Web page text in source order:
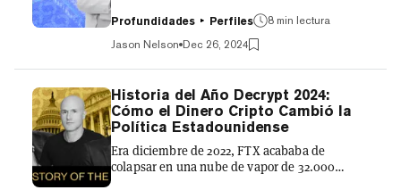
inteligencia artificial. Sin embargo, durante el
último año, su trabajo no solo ha continuado
expandiendo los límites de la investigación en
IA, sino que también ha generado debates
críticos sobre cómo la sociedad debería
abordar las oportunidades y riesgos que
plantea esta tecnología transformadora.
Nacido en 1960 en Soisy-sous-Montmorency,
Francia, LeCun ha sido una...
Profundidades Perfiles
8 min lectura
Jason Nelson Dec 26, 2024
Historia del Año Decrypt 2024:
Cómo el Dinero Cripto Cambió la
Política Estadounidense
Era diciembre de 2022, FTX acababa de
colapsar en una nube de vapor de 32.000